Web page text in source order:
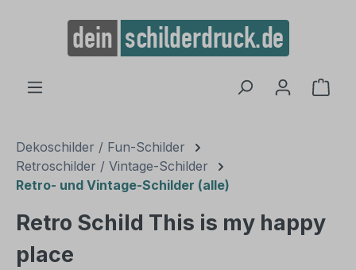
springen
Dekoschilder / Fun-Schilder
Retroschilder / Vintage-Schilder
Retro- und Vintage-Schilder (alle)
Retro Schild This is my happy
place